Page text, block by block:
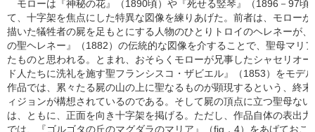
モローは『神秘の花』（1890頃）や『死せる竪琴』（1896－97頃
て、十字架を焦点にした特異な図像を練りあげた。前者は、モローが
描いた犠牲者の屍を足もとにする人物のひとりトロイのヘレネーが、
の聖ヘレネー』（1882）の伝統的な図像を介することで、聖母マリ
たものと思われる。とまれ、おそらくモローが兄事したシャセリオー
ド人たちに洗礼を施す聖フランシスコ・ザビエル』（1853）をモデ
作品では、累々たる屍の山の上に聖なるものが顕現するという、終末
ィジョンが構想されているのである。そして屍の頂点に立つ聖母ない
は、ともに、正面を向き十字架を掲げる。ただし、作品自体の表出力
では、『ゴルゴタの丘のマグダラのマリア』（fig．4）をあげておこ